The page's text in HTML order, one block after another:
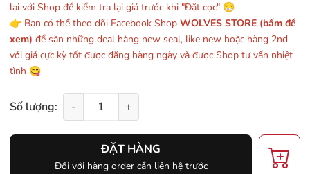
lại với Shop để kiểm tra lại giá trước khi "Đặt cọc" 😁
👉 Bạn có thể theo dõi Facebook Shop WOLVES STORE (bấm để
xem) để săn những deal hàng new seal, like new hoặc hàng 2nd
với giá cực kỳ tốt được đăng hàng ngày và được Shop tư vấn nhiệt
tình 😋
Số lượng: - +
ĐẶT HÀNG
Đối với hàng order cần liên hệ trước